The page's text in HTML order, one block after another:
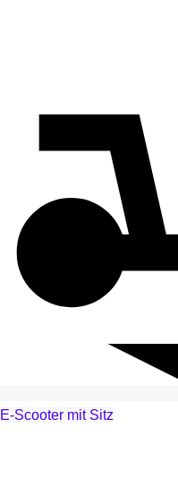
E-Scooter mit Sitz